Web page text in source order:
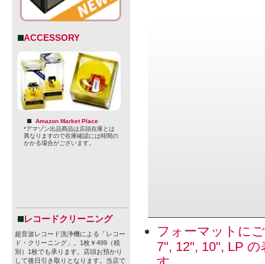
ACCESSORY
Amazon Market Place
*アマゾン出品商品は店頭在庫とは
異なりますので在庫確認には時間の
かかる場合がございます。
レコードクリーニング
超音波レコード洗浄機による「レコー
ド・クリーニング」。1枚￥499（税
別）1枚でも承ります。店頭お預かり
して後日引き取りとなります。当店で
フォーマットに
7", 12", 10", LP